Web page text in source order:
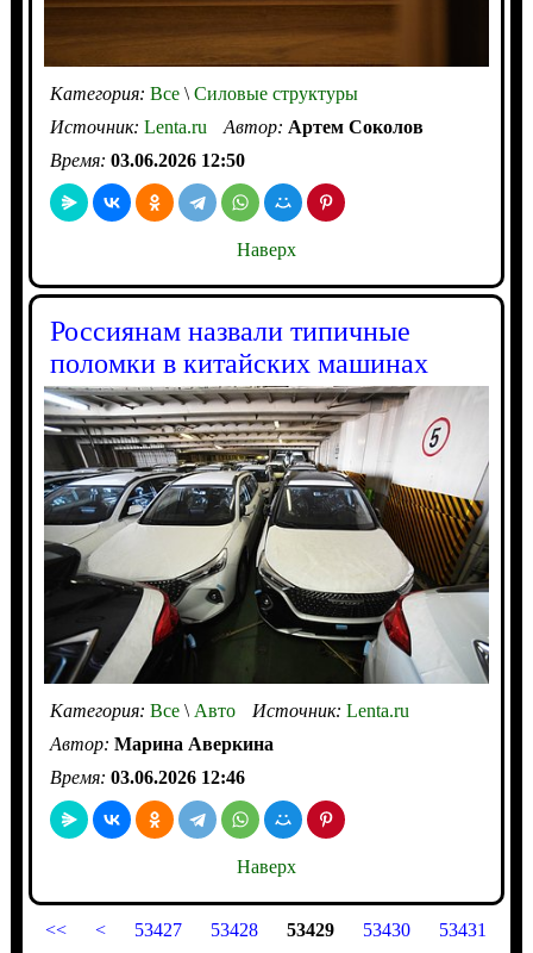
Категория: Все\Силовые структуры
Источник: Lenta.ru Автор: Артем Соколов
Время: 03.06.2026 12:50
Наверх
Россиянам назвали типичные
поломки в китайских машинах
Категория: Все\Авто Источник: Lenta.ru
Автор: Марина Аверкина
Время: 03.06.2026 12:46
Наверх
<< < 53427 53428 53429 53430 53431